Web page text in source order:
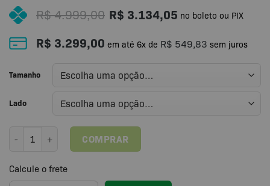
R$4.999,00 R$ 3.134,05 no boleto ou PIX
R$ 3.299,00 em até 6x de R$ 549,83 sem juros
Tamanho
Lado
Órtese Dinâmica Ativa AFO Step-On AFO 100 / MEDIAL para
COMPRAR
Calcule o frete